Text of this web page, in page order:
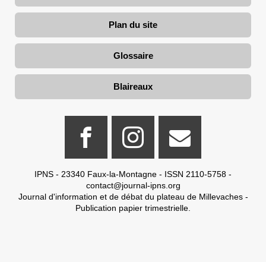
Plan du site
Glossaire
Blaireaux
IPNS - 23340 Faux-la-Montagne - ISSN 2110-5758 -
contact@journal-ipns.org
Journal d'information et de débat du plateau de Millevaches -
Publication papier trimestrielle.